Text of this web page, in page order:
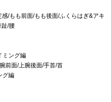
/もも前面/もも後面/ふくらはぎ&アキ
趾/腰
ミング編
前面/上腕後面/手首/首
グ編